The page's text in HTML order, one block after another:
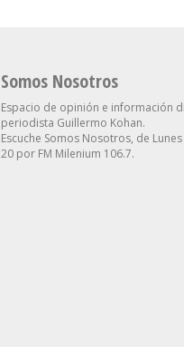
Somos Nosotros
Espacio de opinión e información
periodista Guillermo Kohan.
Escuche Somos Nosotros, de
20 por FM Milenium 106.7.